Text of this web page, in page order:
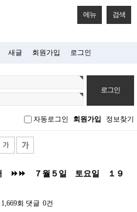
메뉴 검색
새글 회원가입 로그인
자동로그인 회원가입 정보찾기
⏩⏩ ７월５일 토요일 １９
1,669회 댓글 0건